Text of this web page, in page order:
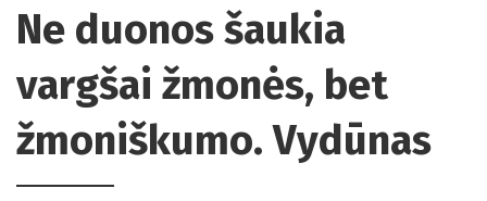
Ne duonos šaukia
vargšai žmonės, bet
žmoniškumo. Vydūnas